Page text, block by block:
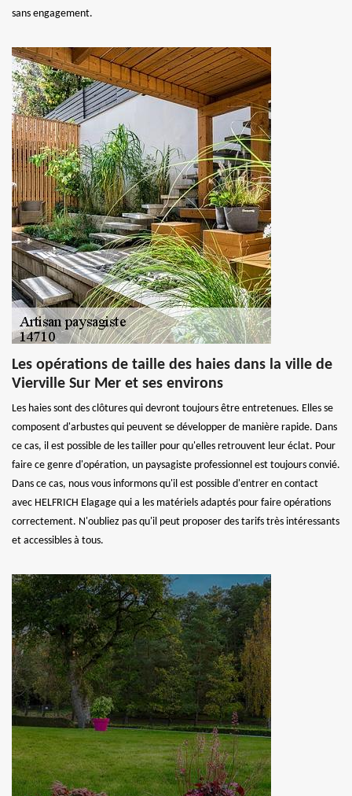
sans engagement.
Les opérations de taille des haies dans la ville de
Vierville Sur Mer et ses environs
Les haies sont des clôtures qui devront toujours être entretenues. Elles se
composent d'arbustes qui peuvent se développer de manière rapide. Dans
ce cas, il est possible de les tailler pour qu'elles retrouvent leur éclat. Pour
faire ce genre d'opération, un paysagiste professionnel est toujours convié.
Dans ce cas, nous vous informons qu'il est possible d'entrer en contact
avec HELFRICH Elagage qui a les matériels adaptés pour faire opérations
correctement. N'oubliez pas qu'il peut proposer des tarifs très intéressants
et accessibles à tous.